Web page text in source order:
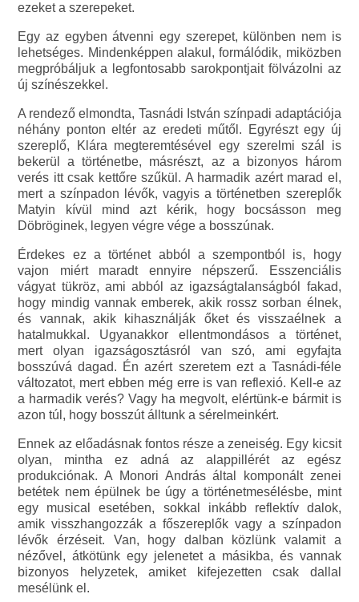
ezeket a szerepeket.
Egy az egyben átvenni egy szerepet, különben nem is
lehetséges. Mindenképpen alakul, formálódik, miközben
megpróbáljuk a legfontosabb sarokpontjait fölvázolni az
új színészekkel.
A rendező elmondta, Tasnádi István színpadi adaptációja
néhány ponton eltér az eredeti műtől. Egyrészt egy új
szereplő, Klára megteremtésével egy szerelmi szál is
bekerül a történetbe, másrészt, az a bizonyos három
verés itt csak kettőre szűkül. A harmadik azért marad el,
mert a színpadon lévők, vagyis a történetben szereplők
Matyin kívül mind azt kérik, hogy bocsásson meg
Döbröginek, legyen végre vége a bosszúnak.
Érdekes ez a történet abból a szempontból is, hogy
vajon miért maradt ennyire népszerű. Esszenciális
vágyat tükröz, ami abból az igazságtalanságból fakad,
hogy mindig vannak emberek, akik rossz sorban élnek,
és vannak, akik kihasználják őket és visszaélnek a
hatalmukkal. Ugyanakkor ellentmondásos a történet,
mert olyan igazságosztásról van szó, ami egyfajta
bosszúvá dagad. Én azért szeretem ezt a Tasnádi-féle
változatot, mert ebben még erre is van reflexió. Kell-e az
a harmadik verés? Vagy ha megvolt, elértünk-e bármit is
azon túl, hogy bosszút álltunk a sérelmeinkért.
Ennek az előadásnak fontos része a zeneiség. Egy kicsit
olyan, mintha ez adná az alappillérét az egész
produkciónak. A Monori András által komponált zenei
betétek nem épülnek be úgy a történetmesélésbe, mint
egy musical esetében, sokkal inkább reflektív dalok,
amik visszhangozzák a főszereplők vagy a színpadon
lévők érzéseit. Van, hogy dalban közlünk valamit a
nézővel, átkötünk egy jelenetet a másikba, és vannak
bizonyos helyzetek, amiket kifejezetten csak dallal
mesélünk el.